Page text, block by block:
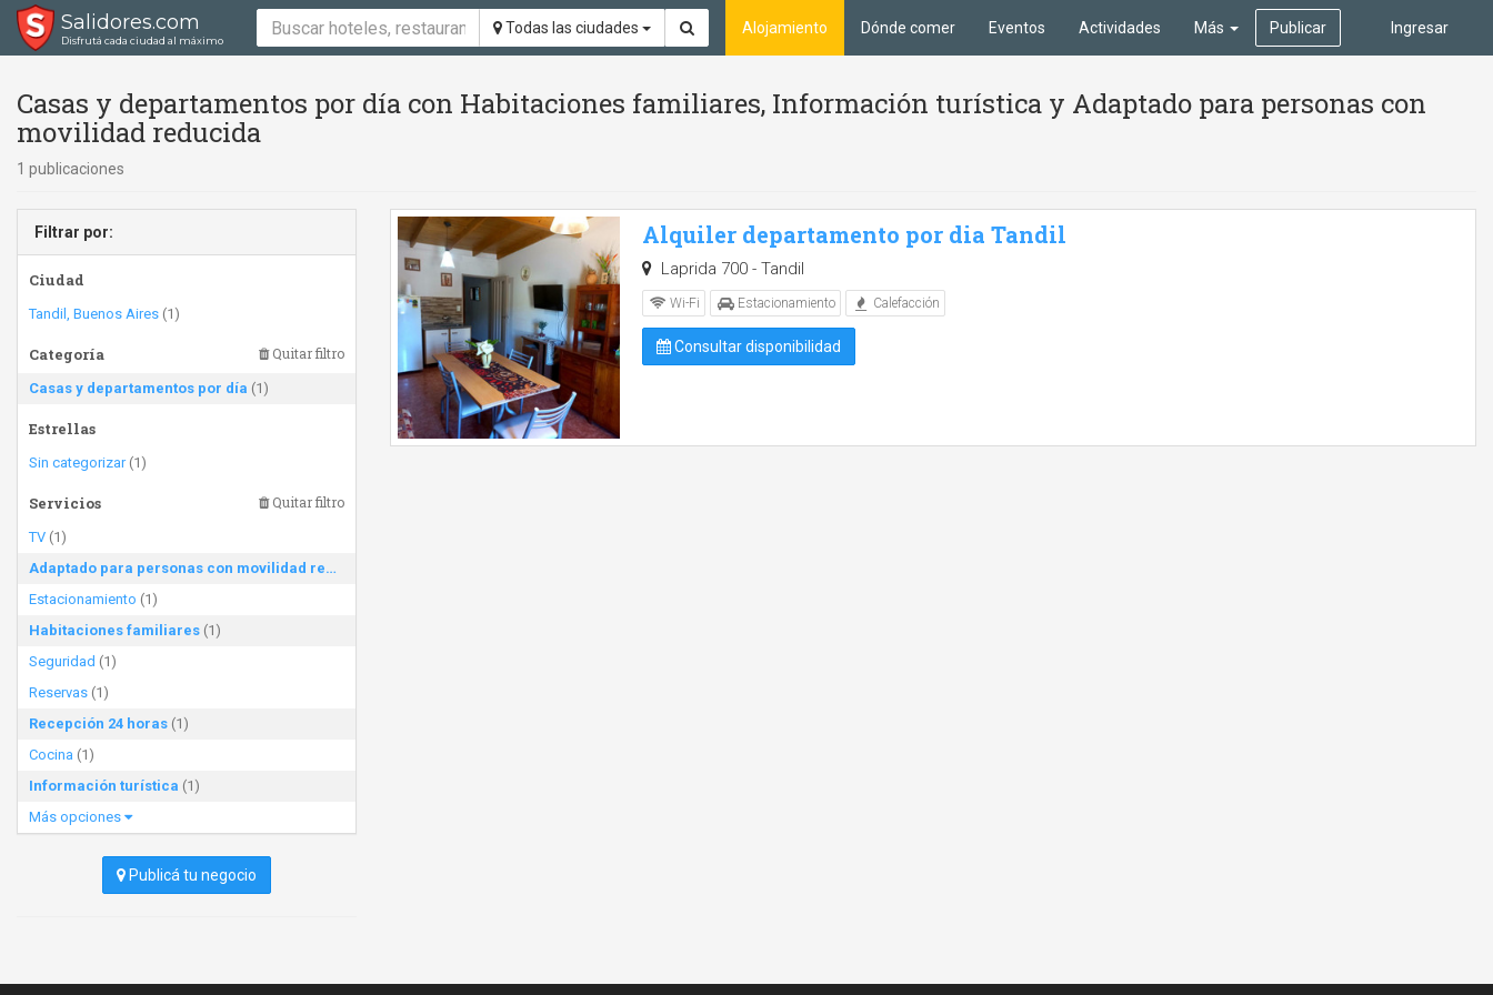
Salidores.com
Disfrutá cada ciudad al máximo
Todas las ciudades Ingresar
Alojamiento Dónde comer Eventos Actividades Más Publicar
Casas y departamentos por día con Habitaciones familiares, Información turística y Adaptado para personas con
movilidad reducida
1 publicaciones
Filtrar por:
Ciudad
Tandil, Buenos Aires (1)
Categoría Quitar filtro
Casas y departamentos por día (1)
Estrellas
Sin categorizar(1)
Servicios Quitar filtro
TV (1)
Adaptado para personas con movilidad reducida
Estacionamiento (1)
Habitaciones familiares (1)
Seguridad (1)
Reservas (1)
Recepción 24 horas (1)
Cocina (1)
Información turística (1)
Más opciones
Publicá tu negocio
Alquiler departamento por dia Tandil
Laprida 700 - Tandil
Wi-Fi Estacionamiento Calefacción
Consultar disponibilidad